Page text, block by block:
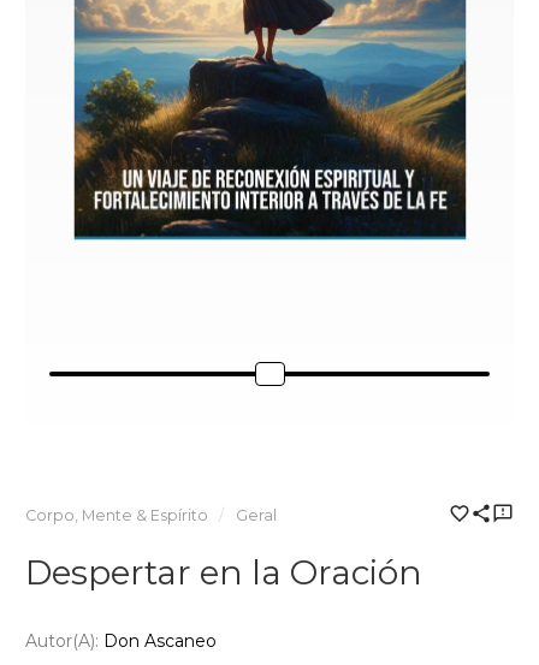
Corpo, Mente & Espírito Geral
Despertar en la Oración
Autor(a): Don Ascaneo